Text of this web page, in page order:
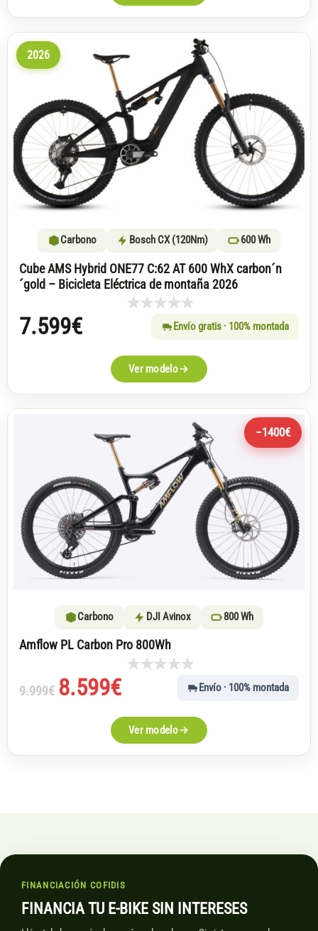
2026
Carbono Bosch CX (120Nm) 600 Wh
Cube AMS Hybrid ONE77 C:62 AT 600 WhX carbon´n
´gold – Bicicleta Eléctrica de montaña 2026
Envío gratis · 100% montada
7.599€
Ver modelo
−1400€
Carbono DJI Avinox 800 Wh
Amflow PL Carbon Pro 800Wh
Envío · 100% montada
9.999€
El
8.599€
El
Ver modelo
FINANCIACIÓN COFIDIS
FINANCIA TU E-BIKE SIN INTERESES